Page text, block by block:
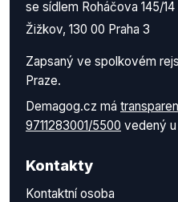
se sídlem Roháčova 145/14
Žižkov, 130 00 Praha 3
Zapsaný ve spolkovém
Praze.
Demagog.cz má
9711283001/5500 vedený u
Kontakty
Kontaktní osoba